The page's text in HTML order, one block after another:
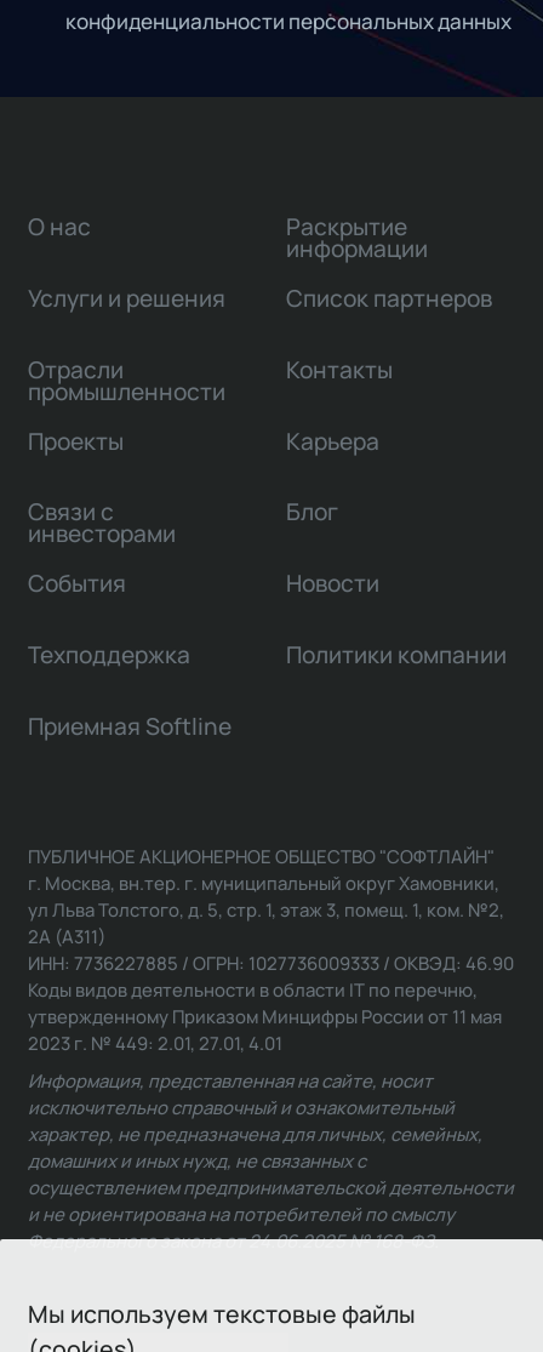
конфиденциальности персональных данных
Мы используем текстовые файлы
О нас
Услуги и решения
Отрасли
промышленности
Проекты
Связи с
инвесторами
Раскрытие
информации
Список партнеров
Контакты
Карьера
Блог
События Новости
Техподдержка Политики компании
Приемная Softline
ПУБЛИЧНОЕ АКЦИОНЕРНОЕ ОБЩЕСТВО "СОФТЛАЙН"
г. Москва, вн.тер. г. муниципальный округ Хамовники,
ул Льва Толстого, д. 5, стр. 1, этаж 3, помещ. 1, ком. №2,
2А (А311)
ИНН: 7736227885 / ОГРН: 1027736009333 / ОКВЭД: 46.90
Коды видов деятельности в области IT по перечню,
утвержденному Приказом Минцифры России от 11 мая
2023 г. № 449: 2.01, 27.01, 4.01
Информация, представленная на сайте, носит
исключительно справочный и ознакомительный
характер, не предназначена для личных, семейных,
домашних и иных нужд, не связанных с
осуществлением предпринимательской деятельности
и не ориентирована на потребителей по смыслу
Федерального закона от 24.06.2025 № 168-ФЗ.